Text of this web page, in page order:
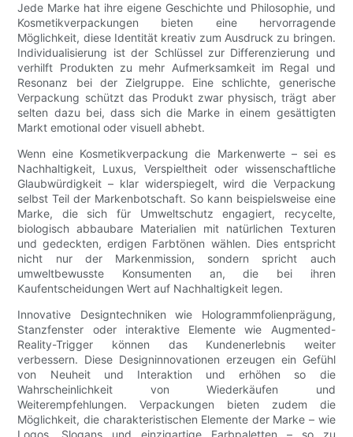
Jede Marke hat ihre eigene Geschichte und Philosophie, und
Kosmetikverpackungen bieten eine hervorragende
Möglichkeit, diese Identität kreativ zum Ausdruck zu bringen.
Individualisierung ist der Schlüssel zur Differenzierung und
verhilft Produkten zu mehr Aufmerksamkeit im Regal und
Resonanz bei der Zielgruppe. Eine schlichte, generische
Verpackung schützt das Produkt zwar physisch, trägt aber
selten dazu bei, dass sich die Marke in einem gesättigten
Markt emotional oder visuell abhebt.
Wenn eine Kosmetikverpackung die Markenwerte – sei es
Nachhaltigkeit, Luxus, Verspieltheit oder wissenschaftliche
Glaubwürdigkeit – klar widerspiegelt, wird die Verpackung
selbst Teil der Markenbotschaft. So kann beispielsweise eine
Marke, die sich für Umweltschutz engagiert, recycelte,
biologisch abbaubare Materialien mit natürlichen Texturen
und gedeckten, erdigen Farbtönen wählen. Dies entspricht
nicht nur der Markenmission, sondern spricht auch
umweltbewusste Konsumenten an, die bei ihren
Kaufentscheidungen Wert auf Nachhaltigkeit legen.
Innovative Designtechniken wie Hologrammfolienprägung,
Stanzfenster oder interaktive Elemente wie Augmented-
Reality-Trigger können das Kundenerlebnis weiter
verbessern. Diese Designinnovationen erzeugen ein Gefühl
von Neuheit und Interaktion und erhöhen so die
Wahrscheinlichkeit von Wiederkäufen und
Weiterempfehlungen. Verpackungen bieten zudem die
Möglichkeit, die charakteristischen Elemente der Marke – wie